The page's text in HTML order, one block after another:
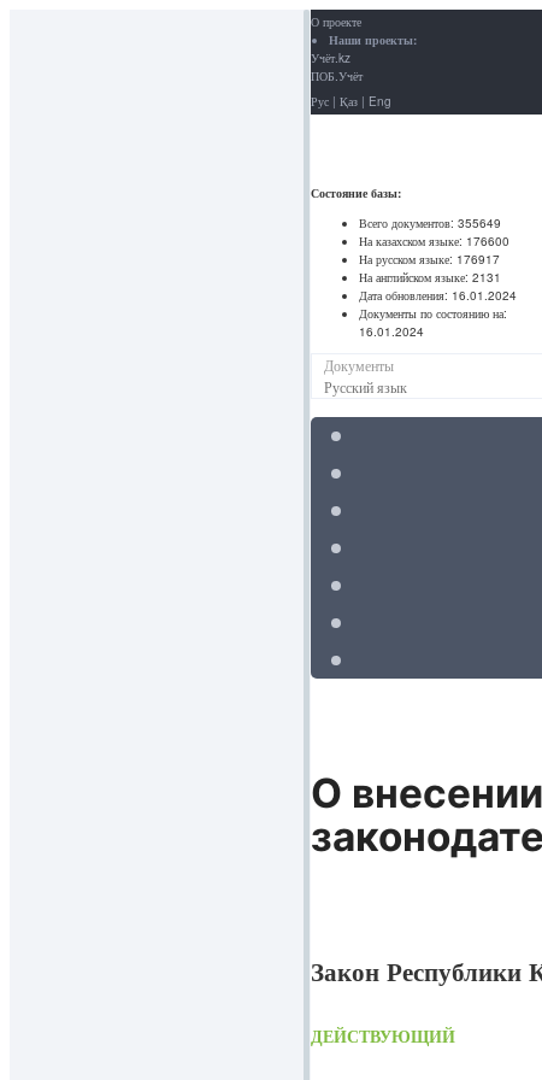
О проекте
Наши проекты:
Учёт.kz
ПОБ.Учёт
Рус | Қаз | Eng
Состояние базы:
Всего документов: 355649
На казахском языке: 176600
На русском языке: 176917
На английском языке: 2131
Дата обновления: 16.01.2024
Документы по состоянию на:
16.01.2024
Документы
Русский язык
О
Закон Республики
ДЕЙСТВУЮЩИЙ